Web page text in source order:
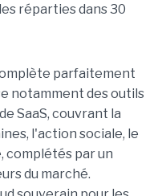
réparties dans 30
parfaitement
notamment des outils
SaaS, couvrant la
l'action sociale, le
complétés par un
du marché.